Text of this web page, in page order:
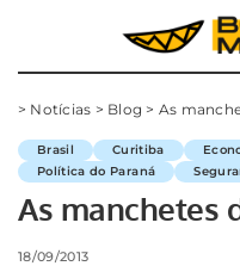
> Notícias > Blog > As
Brasil Curitiba
Política do Paraná
As manchetes
18/09/2013